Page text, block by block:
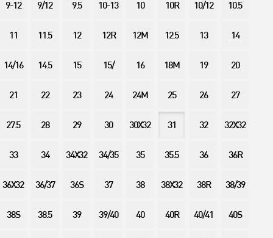
9-12 9/12 9.5 10-13 10 10R 10/12 10.5
11 11.5 12 12R 12M 12.5 13 14
14/16 14.5 15 15/ 16 18M 19 20
21 22 23 24 24M 25 26 27
27.5 28 29 30 30X32 31 32 32X32
33 34 34X32 34/35 35 35.5 36 36R
36X32 36/37 36S 37 38 38X32 38R 38/39
38S 38.5 39 39/40 40 40R 40/41 40S